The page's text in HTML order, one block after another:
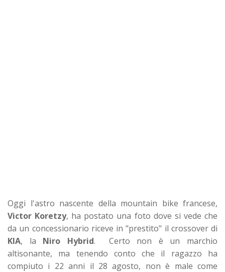
Oggi l'astro nascente della mountain bike francese,
Victor Koretzy, ha postato una foto dove si vede che
da un concessionario riceve in "prestito" il crossover di
KIA, la Niro Hybrid. Certo non è un marchio
altisonante, ma tenendo conto che il ragazzo ha
compiuto i 22 anni il 28 agosto, non è male come